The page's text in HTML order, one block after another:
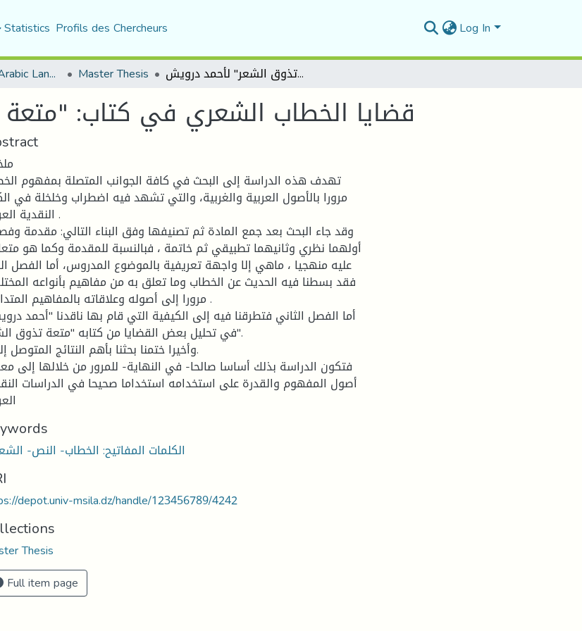
Statistics Profils des Chercheurs Log In
Department of Arabic Language and Literature Master Thesis قضايا الخطاب الشعري في كتاب: "متعة تذوق الشعر" لأحمد درويش
قضايا الخطاب الشعري في كتاب:
تهدف هذه الدراسة إلى البحث في كافة الجوانب المتصلة بمفهوم
مرورا بالأصول العربية والغربية، والتي تشهد فيه اضطراب وخلخلة في
النقدية
وقد جاء البحث بعد جمع المادة ثم تصنيفها وفق البناء التالي: مقدمة
أولهما نظري وثانيهما تطبيقي ثم خاتمة ، فبالنسبة للمقدمة وكما هو
عليه منهجيا ، ماهي إلا واجهة تعريفية بالموضوع المدروس، أما الفصل
فقد بسطنا فيه الحديث عن الخطاب وما تعلق به من مفاهيم بأنواعه
مرورا إلى أصوله وعلاقاته بالمفاهيم
أما الفصل الثاني فتطرقنا فيه إلى الكيفية التي قام بها ناقدنا "أحمد
في تحليل بعض القضايا من كتابه "متعة تذوق
وأخيرا ختمنا بحثنا بأهم النتائج المتوصل
فتكون الدراسة بذلك أساسا صالحا- في النهاية- للمرور من خلالها إلى
أصول المفهوم والقدرة على استخدامه استخداما صحيحا في الدراسات
الكلمات المفاتيح: الخطاب- النص-
depot.univ-msila.dz/handle/123456789/4242
Thesis
Full item page